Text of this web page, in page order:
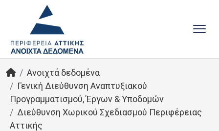
Ανοιχτά δεδομένα
Γενική Διεύθυνση Αναπτυξιακού
Προγραμματισμού, Έργων & Υποδομών
Διεύθυνση Χωρικού Σχεδιασμού Περιφέρειας
Αττικής